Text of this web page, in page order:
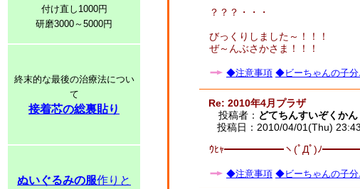
付け直し1000円
研磨3000～5000円
終末的な最後の治療法につい
て
接着芯の総裏貼り
ぬいぐるみの服作りと
？？？・・・
びっくりしました～！！！
ぜ～んぶさかさま！！！
◆注意事項 ◆ビーちゃんの子分
Re: 2010年4月プラザ
投稿者： どてちんすいぞくか
投稿日：2010/04/01(Thu) 23:43
ｳﾋｬ━━━━━━ヽ(ﾟДﾟ)ﾉ
◆注意事項 ◆ビーちゃんの子分